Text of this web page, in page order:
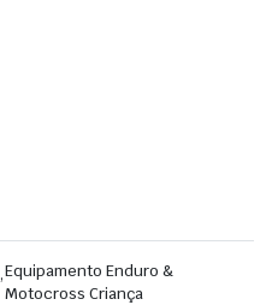
,Equipamento Enduro &
Motocross Criança